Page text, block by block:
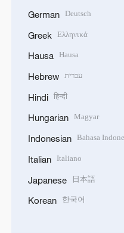
German Deutsch
Greek Ελληνικά
Hausa Hausa
Hebrew עברית
Hindi हिन्दी
Hungarian Magyar
Indonesian Bahasa
Italian Italiano
Japanese 日本語
Korean 한국어